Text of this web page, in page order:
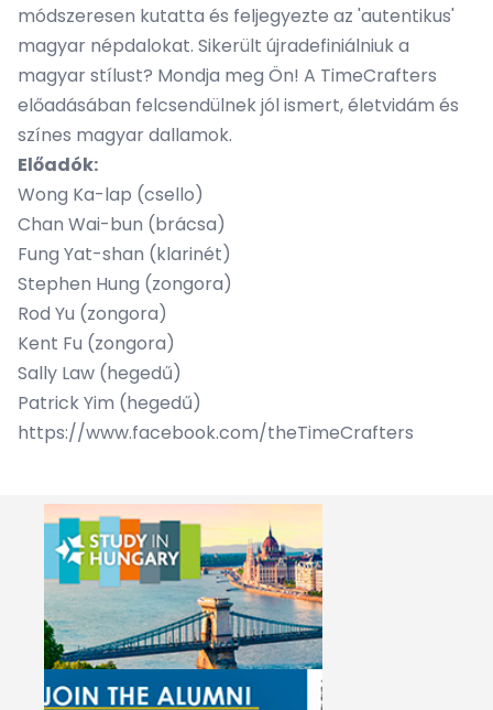
módszeresen kutatta és feljegyezte az 'autentikus'
magyar népdalokat. Sikerült újradefiniálniuk a
magyar stílust? Mondja meg Ön! A TimeCrafters
előadásában felcsendülnek jól ismert, életvidám és
színes magyar dallamok.
Előadók:
Wong Ka-lap (csello)
Chan Wai-bun (brácsa)
Fung Yat-shan (klarinét)
Stephen Hung (zongora)
Rod Yu (zongora)
Kent Fu (zongora)
Sally Law (hegedű)
Patrick Yim (hegedű)
https://www.facebook.com/theTimeCrafters